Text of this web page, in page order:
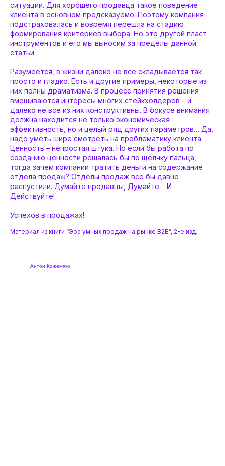
ситуации. Для хорошего продавца такое поведение
клиента в основном предсказуемо. Поэтому компания
подстраховалась и вовремя перешла на стадию
формирования критериев выбора. Но это другой пласт
инструментов и его мы выносим за пределы данной
статьи.
Разумеется, в жизни далеко не все складывается так
просто и гладко. Есть и другие примеры, некоторые из
них полны драматизма. В процесс принятия решения
вмешиваются интересы многих стейкхолдеров – и
далеко не все из них конструктивны. В фокусе внимания
должна находится не только экономическая
эффективность, но и целый ряд других параметров… Да,
надо уметь шире смотреть на проблематику клиента.
Ценность – непростая штука. Но если бы работа по
созданию ценности решалась бы по щелчку пальца,
тогда зачем компании тратить деньги на содержание
отдела продаж? Отделы продаж все бы давно
распустили. Думайте продавцы, Думайте… И
Действуйте!
Успехов в продажах!
Материал из книги “Эра умных продаж на рынке В2В”, 2-е изд.
Антон Кожемяко